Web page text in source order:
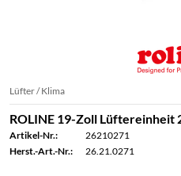
Lüfter / Klima
ROLINE 19-Zoll Lüftereinheit
Artikel-Nr.:
26210271
Herst.-Art.-Nr.:
26.21.0271